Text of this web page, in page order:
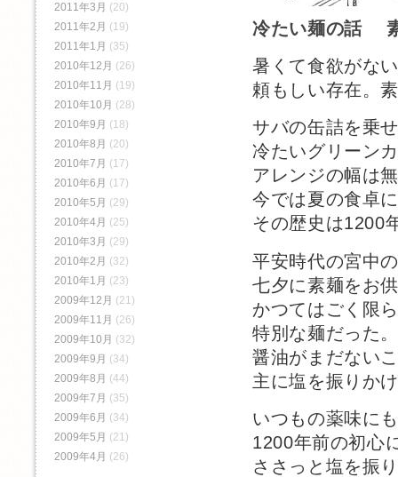
冷たい麺の話
暑くて食欲がな
頼もしい存在。
サバの缶詰を乗
冷たいグリーン
アレンジの幅は
今では夏の食卓
その歴史は1200
平安時代の宮中
七夕に素麺をお
かつてはごく限
特別な麺だった
醤油がまだない
主に塩を振りか
いつもの薬味に
1200年前の初心
ささっと塩を振
2011年3月 (20)
2011年2月 (19)
2011年1月 (35)
2010年12月 (26)
2010年11月 (19)
2010年10月 (28)
2010年9月 (18)
2010年8月 (20)
2010年7月 (17)
2010年6月 (17)
2010年5月 (29)
2010年4月 (25)
2010年3月 (29)
2010年2月 (32)
2010年1月 (23)
2009年12月 (21)
2009年11月 (26)
2009年10月 (32)
2009年9月 (34)
2009年8月 (44)
2009年7月 (35)
2009年6月 (34)
2009年5月 (21)
2009年4月 (26)